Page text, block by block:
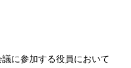
に参加する役員において